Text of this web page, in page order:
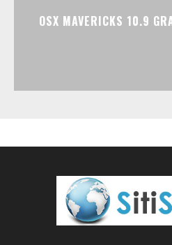
OSX MAVERICKS 10.9